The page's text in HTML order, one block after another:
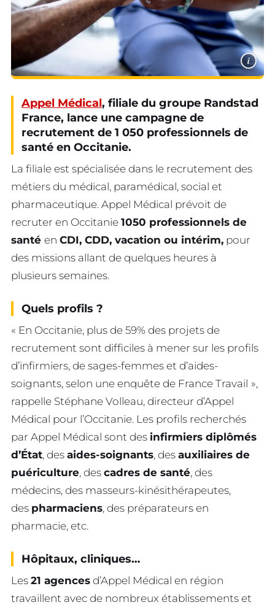
i
Appel Médical, filiale du groupe Randstad
France, lance une campagne de
recrutement de 1 050 professionnels de
santé en Occitanie.
La filiale est spécialisée dans le recrutement des
métiers du médical, paramédical, social et
pharmaceutique. Appel Médical prévoit de
recruter en Occitanie 1050 professionnels de
santé en CDI, CDD, vacation ou intérim, pour
des missions allant de quelques heures à
plusieurs semaines.
Quels profils ?
« En Occitanie, plus de 59% des projets de
recrutement sont difficiles à mener sur les profils
d’infirmiers, de sages-femmes et d’aides-
soignants, selon une enquête de France Travail »,
rappelle Stéphane Volleau, directeur d’Appel
Médical pour l’Occitanie. Les profils recherchés
par Appel Médical sont des infirmiers diplômés
d’État, des aides-soignants, des auxiliaires de
puériculture, des cadres de santé, des
médecins, des masseurs-kinésithérapeutes,
des pharmaciens, des préparateurs en
pharmacie, etc.
Hôpitaux, cliniques…
Les 21 agences d’Appel Médical en région
travaillent avec de nombreux établissements et